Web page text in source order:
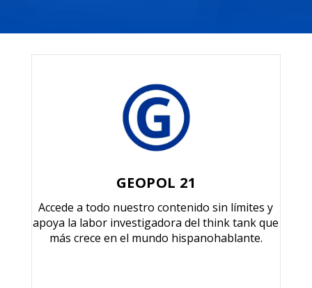
GEOPOL 21
Accede a todo nuestro contenido sin límites y
apoya la labor investigadora del think tank que
más crece en el mundo hispanohablante.